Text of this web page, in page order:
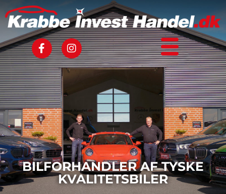
BILFORHANDLER AF TYSKE
KVALITETSBILER